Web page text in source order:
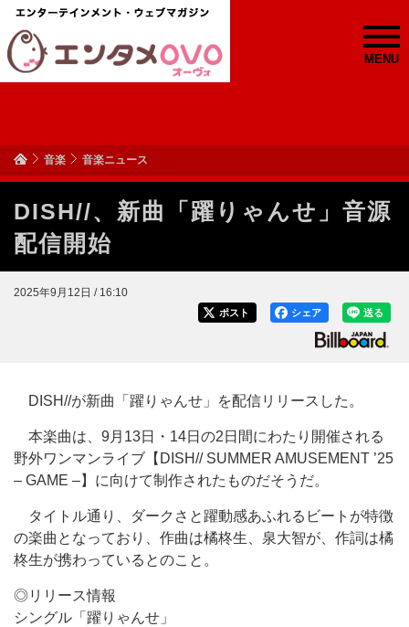
MENU
音楽 音楽ニュース
DISH//、新曲「躍りゃんせ」音源
配信開始
2025年9月12日 / 16:10
送る
シェア
ポスト
DISH//が新曲「躍りゃんせ」を配信リリースした。
本楽曲は、9月13日・14日の2日間にわたり開催される
野外ワンマンライブ【DISH// SUMMER AMUSEMENT ’25
– GAME –】に向けて制作されたものだそうだ。
タイトル通り、ダークさと躍動感あふれるビートが特徴
の楽曲となっており、作曲は橘柊生、泉大智が、作詞は橘
柊生が携わっているとのこと。
◎リリース情報
シングル「躍りゃんせ」